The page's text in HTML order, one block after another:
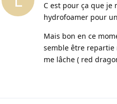
C est pour ça que je
hydrofoamer pour
Mais bon en ce
semble être repartie
me lâche ( red